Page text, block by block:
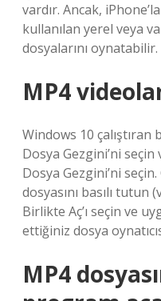
vardır. Ancak,
kullanılan yerel veya
dosyalarını oynatabilir.
MP4
Windows 10
Dosya Gezgini’ni
Dosya Gezgini’ni
dosyasını basılı tutun
Birlikte Aç’ı seçin ve
ettiğiniz dosya
MP4